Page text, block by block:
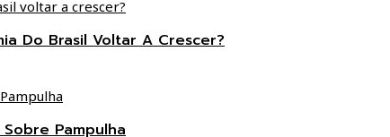
Do Brasil Voltar A Crescer?
Pampulha